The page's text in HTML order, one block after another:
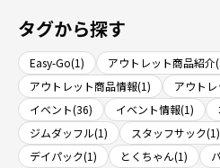
タグから探す
Easy-Go(1)
アウトレット商品紹介
アウトレット商品情報(1)
アウト
イベント(36)
イベント情報(1)
ジムダッフル(1)
スタッフサック(1)
デイパック(1)
とくちゃん(1)